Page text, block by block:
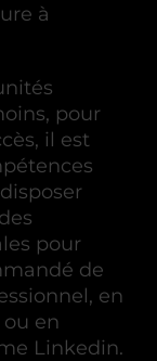
à
pour
il est
pour
de
en
en
Linkedin.